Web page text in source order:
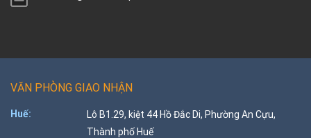
VĂN PHÒNG GIAO NHẬN
Huế:
Lô B1.29, kiệt 44 Hồ Đắc Di, Phường An Cựu,
Thành phố Huế